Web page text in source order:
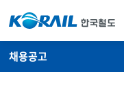
채용공고